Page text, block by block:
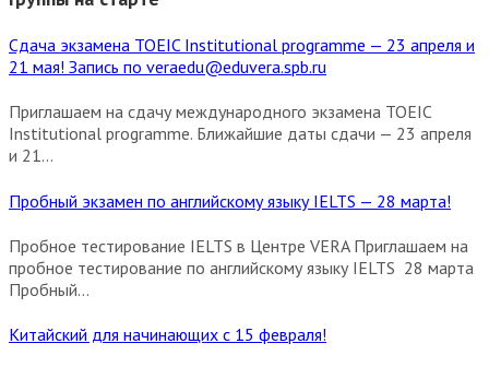
Сдача экзамена TOEIC Institutional programme — 23 апреля и
21 мая! Запись по veraedu@eduvera.spb.ru
Приглашаем на сдачу международного экзамена TOEIC
Institutional programme. Ближайшие даты сдачи — 23 апреля
и 21...
Пробный экзамен по английскому языку IELTS — 28 марта!
Пробное тестирование IELTS в Центре VERA Приглашаем на
пробное тестирование по английскому языку IELTS 28 марта
Пробный...
Китайский для начинающих с 15 февраля!